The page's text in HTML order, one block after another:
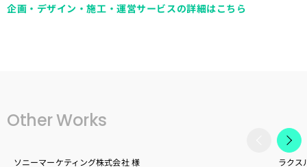
企画・デザイン・施工・運営サービスの詳細はこちら
Other Works
ソニーマーケティング株式会社 様 ラクス